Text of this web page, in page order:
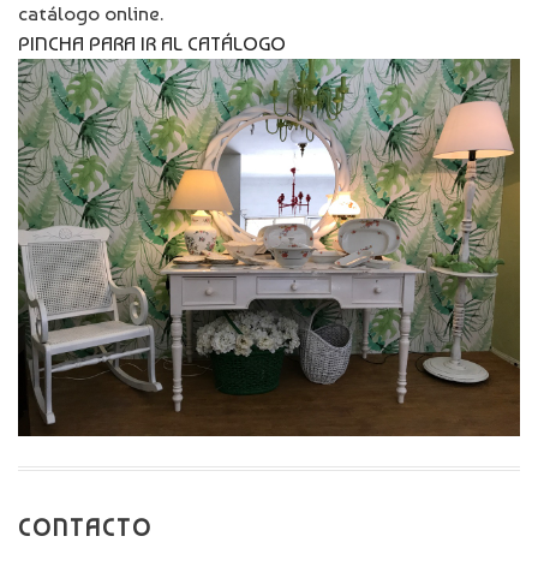
catálogo online.
PINCHA PARA IR AL CATÁLOGO
CONTACTO